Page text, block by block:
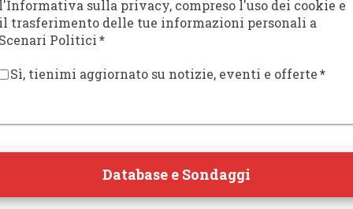
sulla privacy, compreso l'uso dei cookie e
trasferimento delle tue informazioni personali a
Politici*
Sì, tienimi aggiornato su notizie, eventi e offerte*
Database e Sondaggi